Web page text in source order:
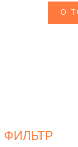
ФИЛЬТР
О